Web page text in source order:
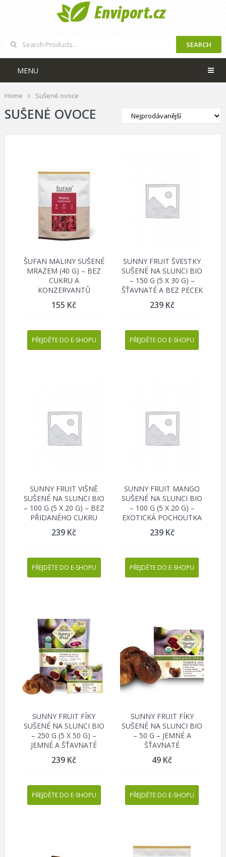
SEARCH
MENU
Home Sušené ovoce
SUŠENÉ OVOCE
ŠUFAN MALINY SUŠENÉ
MRAZEM (40 G) – BEZ
CUKRU A
KONZERVANTŮ
155 Kč
PŘEJDĚTE DO E-SHOPU
SUNNY FRUIT ŠVESTKY
SUŠENÉ NA SLUNCI BIO
– 150 G (5 X 30 G) –
ŠŤAVNATÉ A BEZ PECEK
239 Kč
PŘEJDĚTE DO E-SHOPU
SUNNY FRUIT VIŠNĚ
SUŠENÉ NA SLUNCI BIO
– 100 G (5 X 20 G) – BEZ
PŘIDANÉHO CUKRU
239 Kč
PŘEJDĚTE DO E-SHOPU
SUNNY FRUIT MANGO
SUŠENÉ NA SLUNCI BIO
– 100 G (5 X 20 G) –
EXOTICKÁ POCHOUTKA
239 Kč
PŘEJDĚTE DO E-SHOPU
SUNNY FRUIT FÍKY
SUŠENÉ NA SLUNCI BIO
– 250 G (5 X 50 G) –
JEMNÉ A ŠŤAVNATÉ
239 Kč
PŘEJDĚTE DO E-SHOPU
SUNNY FRUIT FÍKY
SUŠENÉ NA SLUNCI BIO
– 50 G – JEMNÉ A
ŠŤAVNATÉ
49 Kč
PŘEJDĚTE DO E-SHOPU